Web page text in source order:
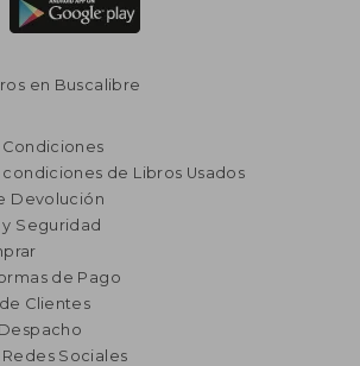
en Buscalibre
Condiciones
condiciones de Libros Usados
Devolución
Seguridad
de Pago
Clientes
Sociales